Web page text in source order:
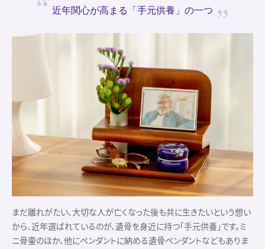
近年関心が高まる 「手元供養」の一つ
まだ離れがたい、大切な人が亡くなった後も共に生きたいという想い
から、近年選ばれているのが、遺骨を身近に持つ「手元供養」です。ミ
ニ骨壷のほか、他にペンダントに納める遺骨ペンダントなどもありま